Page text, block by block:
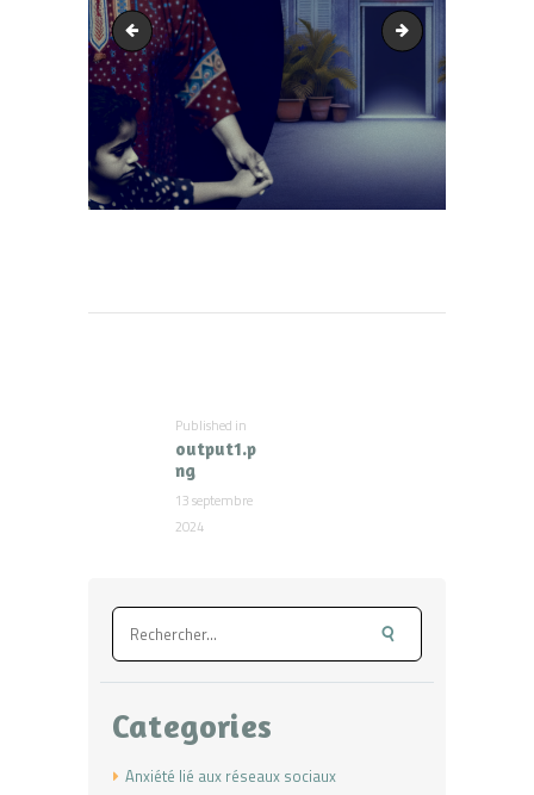
output1.png output1.png
Published in
post:
output1.p
ng
13 septembre
2024
Rechercher :
Categories
Anxiété lié aux réseaux sociaux